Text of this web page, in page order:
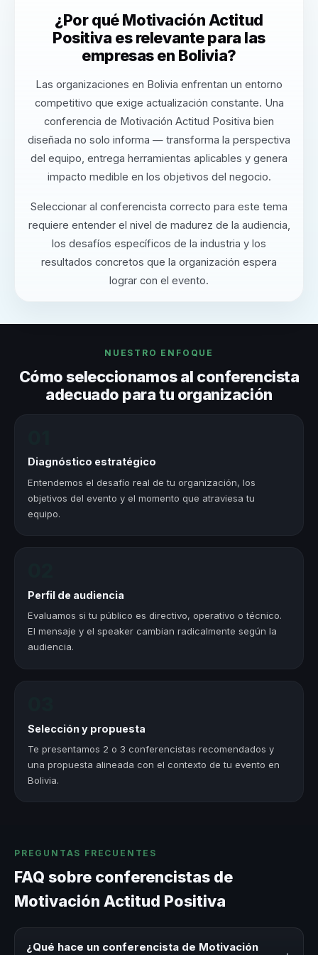
¿Por qué Motivación Actitud
Positiva es relevante para las
empresas en Bolivia?
Las organizaciones en Bolivia enfrentan un entorno
competitivo que exige actualización constante. Una
conferencia de Motivación Actitud Positiva bien
diseñada no solo informa — transforma la perspectiva
del equipo, entrega herramientas aplicables y genera
impacto medible en los objetivos del negocio.
Seleccionar al conferencista correcto para este tema
requiere entender el nivel de madurez de la audiencia,
los desafíos específicos de la industria y los
resultados concretos que la organización espera
lograr con el evento.
NUESTRO ENFOQUE
Cómo seleccionamos al conferencista
adecuado para tu organización
Diagnóstico estratégico
Entendemos el desafío real de tu organización, los
objetivos del evento y el momento que atraviesa tu
equipo.
Perfil de audiencia
Evaluamos si tu público es directivo, operativo o técnico.
El mensaje y el speaker cambian radicalmente según la
audiencia.
Selección y propuesta
Te presentamos 2 o 3 conferencistas recomendados y
una propuesta alineada con el contexto de tu evento en
Bolivia.
PREGUNTAS FRECUENTES
FAQ sobre conferencistas de
Motivación Actitud Positiva
¿Qué hace un conferencista de Motivación